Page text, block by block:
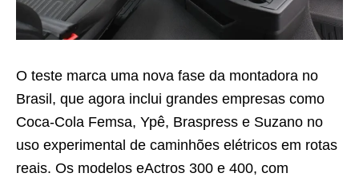
O teste marca uma nova fase da montadora no
Brasil, que agora inclui grandes empresas como
Coca-Cola Femsa, Ypê, Braspress e Suzano no
uso experimental de caminhões elétricos em rotas
reais. Os modelos eActros 300 e 400, com